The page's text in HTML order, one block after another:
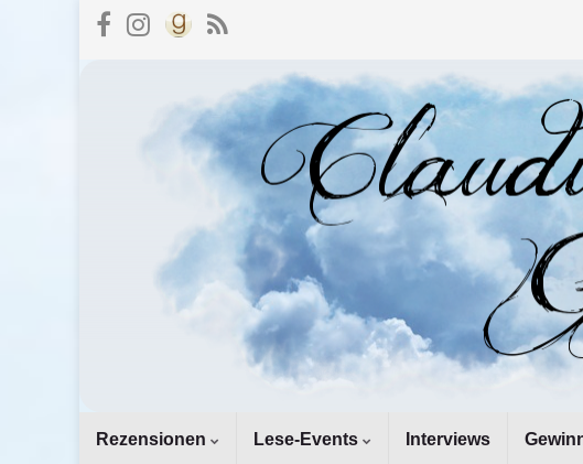
Rezensionen Lese-Events Interviews